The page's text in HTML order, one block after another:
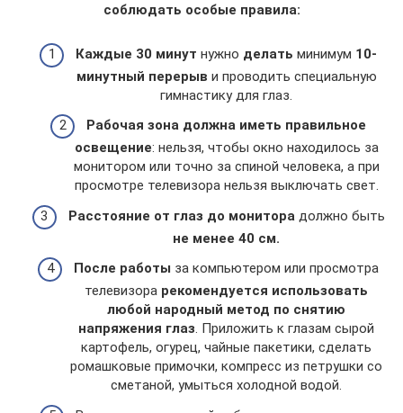
соблюдать особые правила:
Каждые 30 минут нужно делать минимум 10-
минутный перерыв и проводить специальную
гимнастику для глаз.
Рабочая зона должна иметь правильное
освещение: нельзя, чтобы окно находилось за
монитором или точно за спиной человека, а при
просмотре телевизора нельзя выключать свет.
Расстояние от глаз до монитора должно быть
не менее 40 см.
После работы за компьютером или просмотра
телевизора рекомендуется использовать
любой народный метод по снятию
напряжения глаз. Приложить к глазам сырой
картофель, огурец, чайные пакетики, сделать
ромашковые примочки, компресс из петрушки со
сметаной, умыться холодной водой.